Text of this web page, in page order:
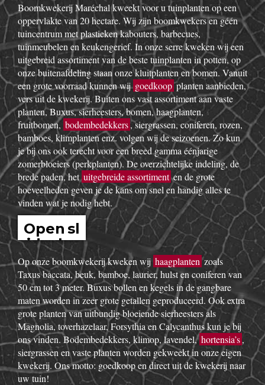
Boomkwekerij Maréchal kweekt voor u tuinplanten op een
oppervlakte van 20 hectare. Wij zijn boomkwekers en géén
tuincentrum met plastieken kabouters, barbecues,
tuinmeubelen en keukengerief. In onze serre kweken wij een
uitgebreid assortiment van de beste tuinplanten in potten, op
onze buitenafdeling staan onze kluitplanten en bomen. Vanuit
een grote voorraad kunnen wijgoedkoopplanten aanbieden,
vers uit de kwekerij. Buiten ons vast assortiment aan vaste
planten, Buxus, sierheesters, bomen, haagplanten,
fruitbomen, bodembedekkers, siergrassen, coniferen, rozen,
bamboes, klimplanten enz. volgen wij de seizoenen. Zo kun
je bij ons ook terecht voor een breed gamma éénjarige
zomerbloeiers (perkplanten). De overzichtelijke indeling, de
brede paden, hetuitgebreide assortimenten de grote
hoeveelheden geven je de kans om snel en handig alles te
vinden wat je nodig hebt.
Open sl
idesho
w
Op onze boomkwekerij kweken wij haagplantenzoals
Taxus baccata, beuk, bamboe, laurier, hulst en coniferen van
50 cm tot 3 meter. Buxus bollen en kegels in de gangbare
maten worden in zeer grote getallen geproduceerd. Ook extra
grote planten van uitbundig bloeiende sierheesters als
Magnolia, toverhazelaar, Forsythia en Calycanthus kun je bij
ons vinden. Bodembedekkers, klimop, lavendel,hortensia’s,
siergrassen en vaste planten worden gekweekt in onze eigen
kwekerij. Ons motto: goedkoop en direct uit de kwekerij naar
uw tuin!